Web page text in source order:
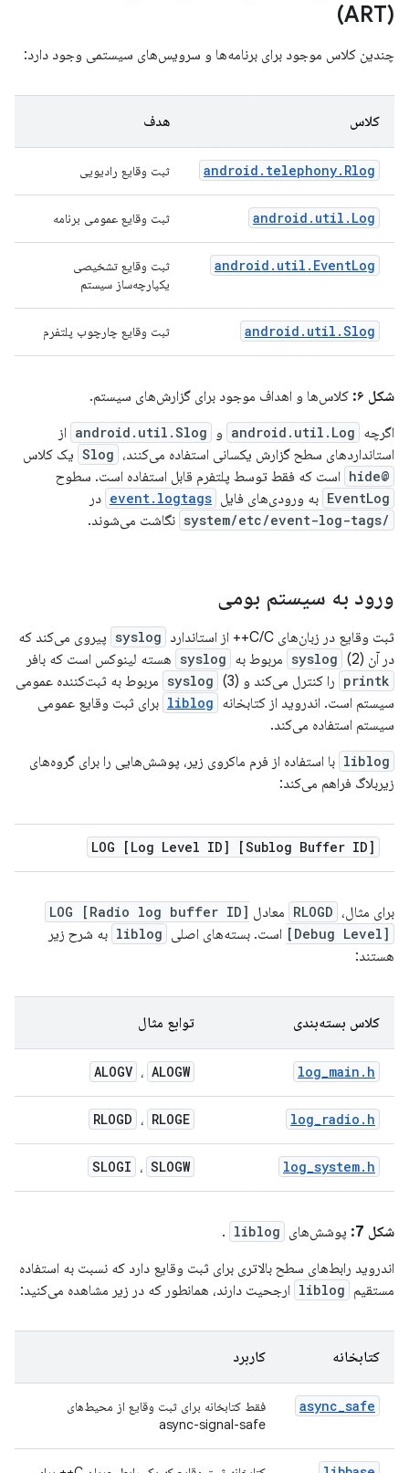
(ART)
چندین کلاس موجود برای برنامه‌ها و سرویس‌های سیستمی وجود دارد:
کلاس هدف
android.telephony.Rlog ثبت وقایع رادیویی
android.util.Log ثبت وقایع عمومی برنامه
android.util.EventLog
ثبت وقایع تشخیصی
یکپارچه‌ساز سیستم
android.util.Slog ثبت وقایع چارچوب پلتفرم
شکل ۶:
کلاس‌ها و اهداف موجود برای گزارش‌های سیستم.
اگرچه android.util.Log و android.util.Slog از
استانداردهای سطح گزارش یکسانی استفاده می‌کنند، Slog یک کلاس
@hide است که فقط توسط پلتفرم قابل استفاده است. سطوح
EventLog به ورودی‌های فایل event.logtags در
/system/etc/event-log-tags نگاشت می‌شوند.
ورود به سیستم بومی
ثبت وقایع در زبان‌های C/C++ از استاندارد syslog پیروی می‌کند که
در آن
syslog (2) مربوط به syslog هسته لینوکس است که بافر
printk را کنترل می‌کند و syslog (3) مربوط به ثبت‌کننده عمومی
سیستم است. اندروید از کتابخانه liblog برای ثبت وقایع عمومی
سیستم استفاده می‌کند.
liblog با استفاده از فرم ماکروی زیر، پوشش‌هایی را برای گروه‌های
زیربلاگ فراهم می‌کند:
[Sublog Buffer ID] LOG [Log Level ID]
برای مثال، RLOGD معادل
[Radio log buffer ID] LOG
[Debug Level] است. بسته‌های اصلی liblog به شرح زیر
هستند:
کلاس بسته‌بندی توابع مثال
log_main.h
ALOGV ، ALOGW
log_radio.h
RLOGD ، RLOGE
log_system.h
SLOGI ، SLOGW
شکل 7: پوشش‌های liblog
.
اندروید رابط‌های سطح بالاتری برای ثبت وقایع دارد که نسبت به استفاده
مستقیم liblog ارجحیت دارند، همانطور که در زیر مشاهده می‌کنید:
کتابخانه کاربرد
async_safe
فقط کتابخانه برای ثبت وقایع از محیط‌های
async-signal-safe